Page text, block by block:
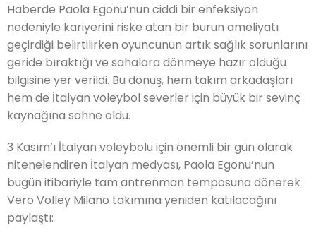
Haberde Paola Egonu’nun ciddi bir enfeksiyon
nedeniyle kariyerini riske atan bir burun ameliyatı
geçirdiği belirtilirken oyuncunun artık sağlık sorunlarını
geride bıraktığı ve sahalara dönmeye hazır olduğu
bilgisine yer verildi. Bu dönüş, hem takım arkadaşları
hem de İtalyan voleybol severler için büyük bir sevinç
kaynağına sahne oldu.
3 Kasım’ı İtalyan voleybolu için önemli bir gün olarak
nitenelendiren İtalyan medyası, Paola Egonu’nun
bugün itibariyle tam antrenman temposuna dönerek
Vero Volley Milano takımına yeniden katılacağını
paylaştı: